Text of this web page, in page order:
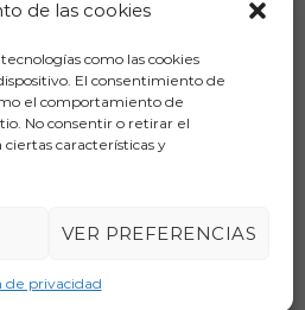
de las cookies
como las cookies
El consentimiento de
el comportamiento de
No consentir o retirar el
características y
VER PREFERENCIAS
de privacidad